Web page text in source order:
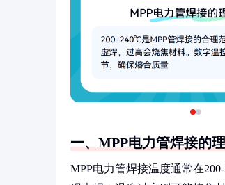
一、MPP电力管焊接的
MPP电力管焊接温度通常在